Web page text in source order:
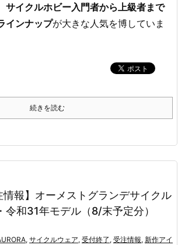
サイクルホビー入門者から上級者まで
インナップが大きな人気を博していま
続きを読む
報】オーメストグランデサイクル
令和31年モデル（8/末予定分）
, サイクルウェア, 受付終了 , 受注情報, 新作アイ